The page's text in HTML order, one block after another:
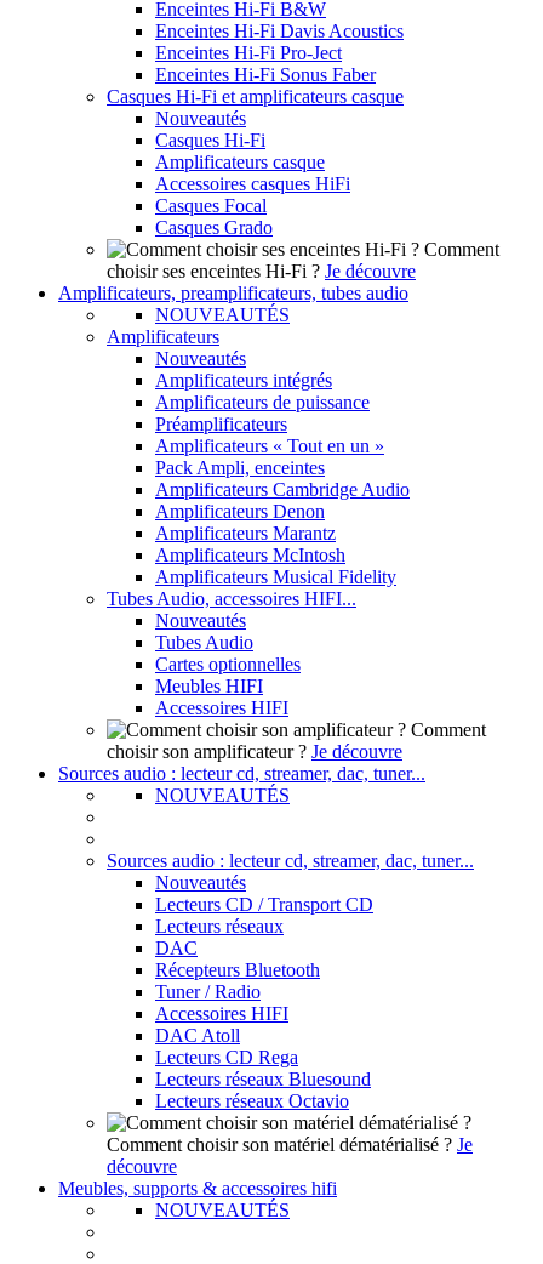
Enceintes Hi-Fi B&W
Enceintes Hi-Fi Davis Acoustics
Enceintes Hi-Fi Pro-Ject
Enceintes Hi-Fi Sonus Faber
Casques Hi-Fi et amplificateurs casque
Nouveautés
Casques Hi-Fi
Amplificateurs casque
Accessoires casques HiFi
Casques Focal
Casques Grado
Comment
choisir ses enceintes Hi-Fi ? Je découvre
Amplificateurs, preamplificateurs, tubes audio
NOUVEAUTÉS
Amplificateurs
Nouveautés
Amplificateurs intégrés
Amplificateurs de puissance
Préamplificateurs
Amplificateurs « Tout en un »
Pack Ampli, enceintes
Amplificateurs Cambridge Audio
Amplificateurs Denon
Amplificateurs Marantz
Amplificateurs McIntosh
Amplificateurs Musical Fidelity
Tubes Audio, accessoires HIFI...
Nouveautés
Tubes Audio
Cartes optionnelles
Meubles HIFI
Accessoires HIFI
Comment
choisir son amplificateur ? Je découvre
Sources audio : lecteur cd, streamer, dac, tuner...
NOUVEAUTÉS
Sources audio : lecteur cd, streamer, dac, tuner...
Nouveautés
Lecteurs CD / Transport CD
Lecteurs réseaux
DAC
Récepteurs Bluetooth
Tuner / Radio
Accessoires HIFI
DAC Atoll
Lecteurs CD Rega
Lecteurs réseaux Bluesound
Lecteurs réseaux Octavio
Comment choisir son matériel dématérialisé ? Je
découvre
Meubles, supports & accessoires hifi
NOUVEAUTÉS